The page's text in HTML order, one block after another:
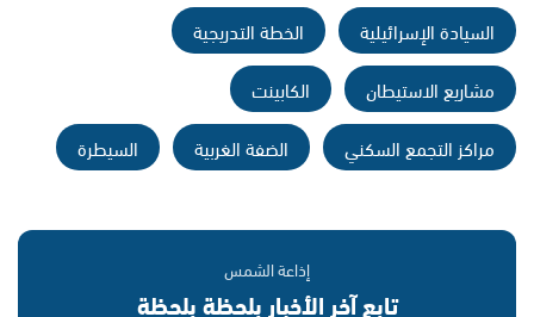
السيادة الإسرائيلية
الخطة التدريجية
مشاريع الاستيطان
الكابينت
مراكز التجمع السكني
الضفة الغربية السيطرة
إذاعة الشمس
تابع آخر الأخبار بلحظة بلحظة